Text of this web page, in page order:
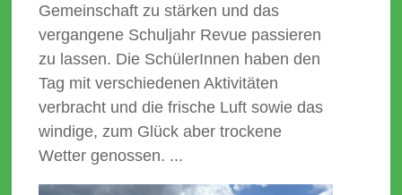
Gemeinschaft zu stärken und das
vergangene Schuljahr Revue passieren
zu lassen. Die SchülerInnen haben den
Tag mit verschiedenen Aktivitäten
verbracht und die frische Luft sowie das
windige, zum Glück aber trockene
Wetter genossen. ...